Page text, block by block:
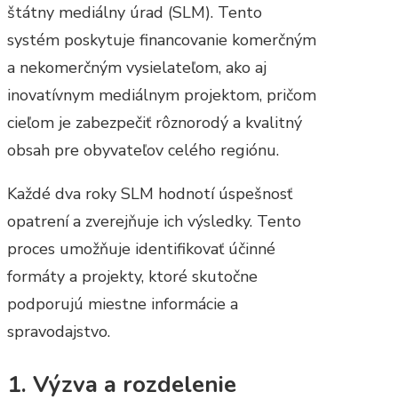
štátny mediálny úrad (SLM). Tento
systém poskytuje financovanie komerčným
a nekomerčným vysielateľom, ako aj
inovatívnym mediálnym projektom, pričom
cieľom je zabezpečiť rôznorodý a kvalitný
obsah pre obyvateľov celého regiónu.
Každé dva roky SLM hodnotí úspešnosť
opatrení a zverejňuje ich výsledky. Tento
proces umožňuje identifikovať účinné
formáty a projekty, ktoré skutočne
podporujú miestne informácie a
spravodajstvo.
1. Výzva a rozdelenie